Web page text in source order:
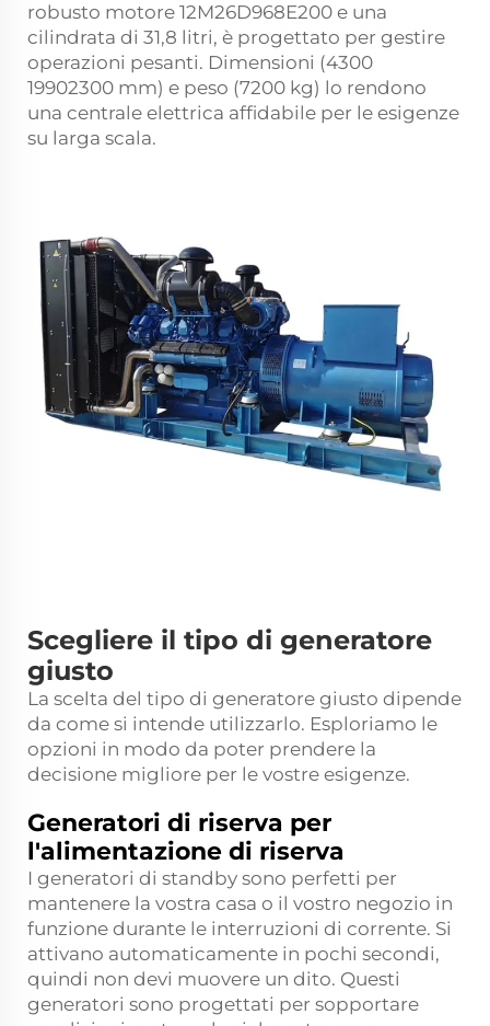
robusto motore 12M26D968E200 e una
cilindrata di 31,8 litri, è progettato per gestire
operazioni pesanti. Dimensioni (4300
19902300 mm) e peso (7200 kg) lo rendono
una centrale elettrica affidabile per le esigenze
su larga scala.
Scegliere il tipo di generatore
giusto
La scelta del tipo di generatore giusto dipende
da come si intende utilizzarlo. Esploriamo le
opzioni in modo da poter prendere la
decisione migliore per le vostre esigenze.
Generatori di riserva per
l'alimentazione di riserva
I generatori di standby sono perfetti per
mantenere la vostra casa o il vostro negozio in
funzione durante le interruzioni di corrente. Si
attivano automaticamente in pochi secondi,
quindi non devi muovere un dito. Questi
generatori sono progettati per sopportare